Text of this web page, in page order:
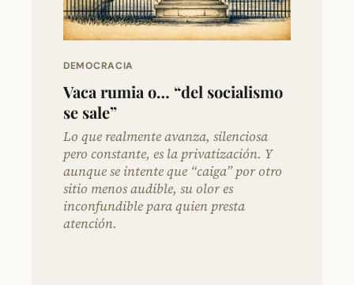
DEMOCRACIA
Vaca rumia o… “del socialismo
se sale”
Lo que realmente avanza, silenciosa
pero constante, es la privatización. Y
aunque se intente que “caiga” por otro
sitio menos audible, su olor es
inconfundible para quien presta
atención.